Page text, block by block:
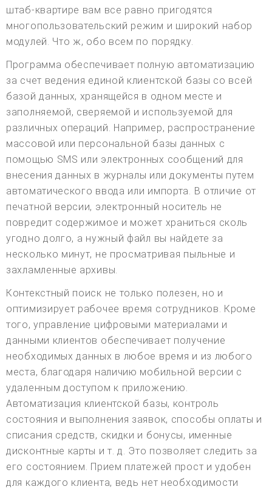
штаб-квартире вам все равно пригодятся
многопользовательский режим и широкий набор
модулей. Что ж, обо всем по порядку.
Программа обеспечивает полную автоматизацию
за счет ведения единой клиентской базы со всей
базой данных, хранящейся в одном месте и
заполняемой, сверяемой и используемой для
различных операций. Например, распространение
массовой или персональной базы данных с
помощью SMS или электронных сообщений для
внесения данных в журналы или документы путем
автоматического ввода или импорта. В отличие от
печатной версии, электронный носитель не
повредит содержимое и может храниться сколь
угодно долго, а нужный файл вы найдете за
несколько минут, не просматривая пыльные и
захламленные архивы.
Контекстный поиск не только полезен, но и
оптимизирует рабочее время сотрудников. Кроме
того, управление цифровыми материалами и
данными клиентов обеспечивает получение
необходимых данных в любое время и из любого
места, благодаря наличию мобильной версии с
удаленным доступом к приложению.
Автоматизация клиентской базы, контроль
состояния и выполнения заявок, способы оплаты и
списания средств, скидки и бонусы, именные
дисконтные карты и т. д. Это позволяет следить за
его состоянием. Прием платежей прост и удобен
для каждого клиента, ведь нет необходимости